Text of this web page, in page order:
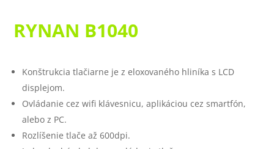
RYNAN B1040
Konštrukcia tlačiarne je z eloxovaného hliníka s LCD
displejom.
Ovládanie cez wifi klávesnicu, aplikáciou cez smartfón,
alebo z PC.
Rozlíšenie tlače až 600dpi.